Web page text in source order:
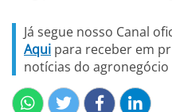
Já segue nosso Canal
Aqui para receber em
notícias do agronegócio